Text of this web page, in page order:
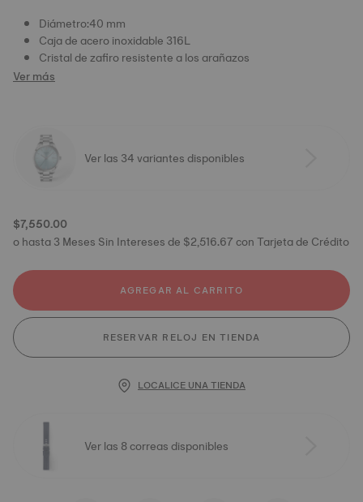
Diámetro:40 mm
Caja de acero inoxidable 316L
Cristal de zafiro resistente a los arañazos
Ver más
Ver las 34 variantes disponibles
$7,550.00
o hasta 3 Meses Sin Intereses de $2,516.67 con Tarjeta de Crédito
AGREGAR AL CARRITO
RESERVAR RELOJ EN TIENDA
LOCALICE UNA TIENDA
Ver las 8 correas disponibles